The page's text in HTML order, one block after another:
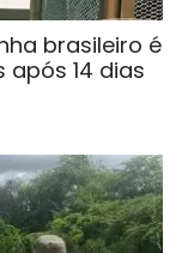
brasileiro é
14 dias